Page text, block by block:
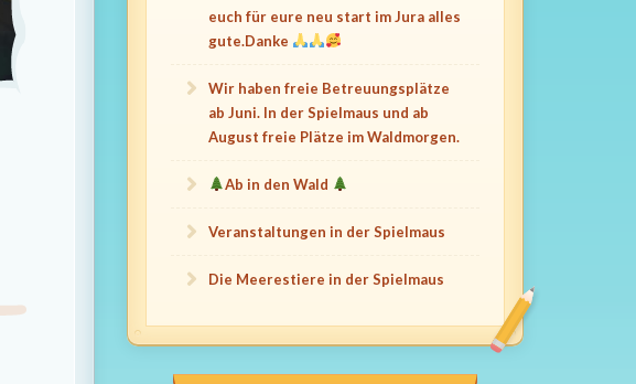
euch für eure neu start im Jura alles
gute.Danke
Wir haben freie Betreuungsplätze
ab Juni. In der Spielmaus und ab
August freie Plätze im Waldmorgen.
Ab in den Wald
Veranstaltungen in der Spielmaus
Die Meerestiere in der Spielmaus